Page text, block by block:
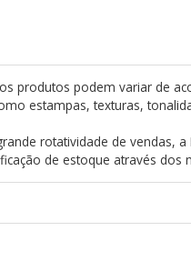
produtos podem variar de
estampas, texturas,
rotatividade de vendas,
de estoque através dos